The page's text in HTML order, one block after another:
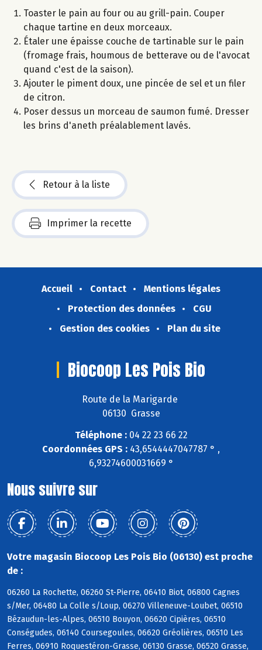
Toaster le pain au four ou au grill-pain. Couper
chaque tartine en deux morceaux.
Étaler une épaisse couche de tartinable sur le pain
(fromage frais, houmous de betterave ou de l'avocat
quand c'est de la saison).
Ajouter le piment doux, une pincée de sel et un filer
de citron.
Poser dessus un morceau de saumon fumé. Dresser
les brins d'aneth préalablement lavés.
Retour à la liste
Imprimer la recette
Accueil Contact
Mentions légales
Protection des données
CGU
Gestion des cookies
Plan du site
Biocoop Les Pois Bio
Route de la Marigarde
06130 Grasse
Téléphone :04 22 23 66 22
Coordonnées GPS : 43,6544447047787 ° ,
6,93274600031669 °
Nous suivre sur
Votre magasin Biocoop Les Pois Bio (06130) est proche
de :
06260 La Rochette, 06260 St-Pierre, 06410 Biot, 06800 Cagnes
s/Mer, 06480 La Colle s/Loup, 06270 Villeneuve-Loubet, 06510
Bézaudun-les-Alpes, 06510 Bouyon, 06620 Cipières, 06510
Conségudes, 06140 Coursegoules, 06620 Gréolières, 06510 Les
Ferres, 06910 Roquestéron-Grasse, 06130 Grasse, 06520 Grasse,